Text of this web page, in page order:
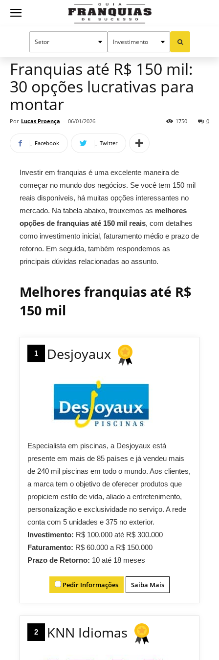
Guia
Oportunidades e tendências
Franquias até R$ 150 mil:
30 opções lucrativas para
montar
Por Lucas Proença - 06/01/2026 0
1750
Facebook Twitter
Investir em franquias é uma excelente maneira de
começar no mundo dos negócios. Se você tem 150 mil
reais disponíveis, há muitas opções interessantes no
mercado. Na tabela abaixo, trouxemos as melhores
opções de franquias até 150 mil reais, com detalhes
como investimento inicial, faturamento médio e prazo de
retorno. Em seguida, também respondemos as
principais dúvidas relacionadas ao assunto.
Melhores franquias até R$
150 mil
1 Desjoyaux
Especialista em piscinas, a Desjoyaux está
presente em mais de 85 países e já vendeu mais
de 240 mil piscinas em todo o mundo. Aos clientes,
a marca tem o objetivo de oferecer produtos que
propiciem estilo de vida, aliado a entretenimento,
personalização e exclusividade no serviço. A rede
conta com 5 unidades e 375 no exterior.
Investimento: R$ 100.000 até R$ 300.000
Faturamento: R$ 60.000 a R$ 150.000
Prazo de Retorno: 10 até 18 meses
Pedir Informações Saiba Mais
2 KNN Idiomas